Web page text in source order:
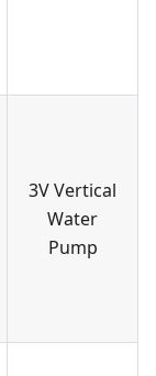
3V Vertical
Water
Pump